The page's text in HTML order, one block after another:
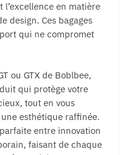
l’excellence en matière
design. Ces bagages
qui ne compromet
ou GTX de Boblbee,
qui protège votre
tout en vous
esthétique raffinée.
entre innovation
faisant de chaque